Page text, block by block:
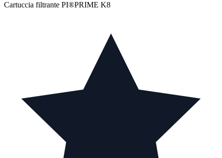
Cartuccia filtrante PI®PRIME K8